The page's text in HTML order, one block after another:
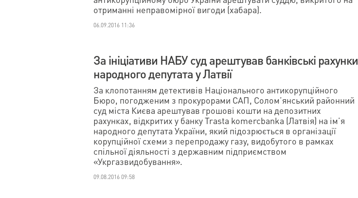
отриманні неправомірної вигоди (хабара).
06.09.2016 11:36
За ініціативи НАБУ суд арештував банківські рахунки
народного депутата у Латвії
За клопотанням детективів Національного антикорупційного
Бюро, погодженим з прокурорами САП, Солом’янський районний
суд міста Києва арештував грошові кошти на депозитних
рахунках, відкритих у банку Trasta komercbanka (Латвія) на ім’я
народного депутата України, який підозрюється в організації
корупційної схеми з перепродажу газу, видобутого в рамках
спільної діяльності з державним підприємством
«Укргазвидобування».
09.08.2016 09:58